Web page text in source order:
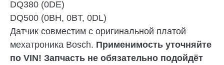
DQ380 (0DE)
DQ500 (0BH, 0BT, 0DL)
Датчик совместим с оригинальной платой
мехатроника Bosch. Применимость уточняйте
по VIN! Запчасть не обязательно подойдёт